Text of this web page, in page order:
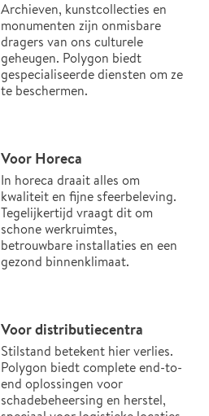
Archieven, kunstcollecties en
monumenten zijn onmisbare
dragers van ons culturele
geheugen. Polygon biedt
gespecialiseerde diensten om ze
te beschermen.
Voor Horeca
In horeca draait alles om
kwaliteit en fijne sfeerbeleving.
Tegelijkertijd vraagt dit om
schone werkruimtes,
betrouwbare installaties en een
gezond binnenklimaat.
Voor distributiecentra
Stilstand betekent hier verlies.
Polygon biedt complete end-to-
end oplossingen voor
schadebeheersing en herstel,